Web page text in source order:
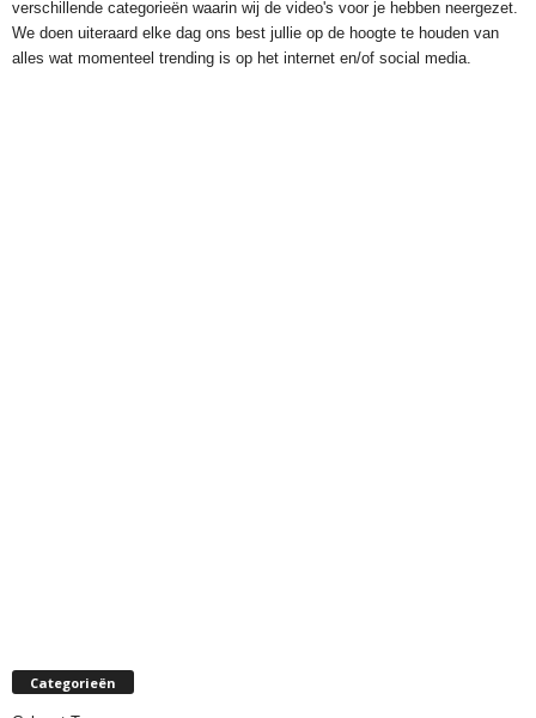
verschillende categorieën waarin wij de video's voor je hebben neergezet.
We doen uiteraard elke dag ons best jullie op de hoogte te houden van
alles wat momenteel trending is op het internet en/of social media.
Categorieën